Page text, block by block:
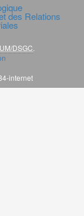
des Relations
DSGC.
internet